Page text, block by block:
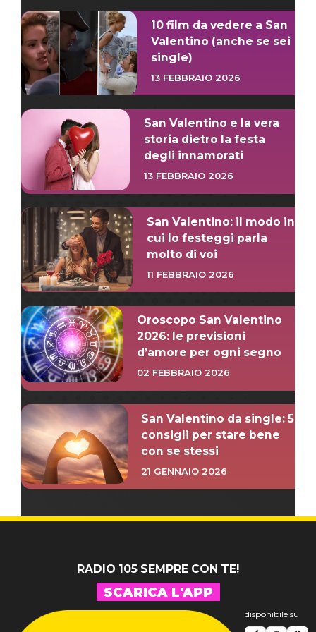
10 film da vedere a San
Valentino (anche se sei
single)
13 FEBBRAIO 2026
San Valentino e la vera
storia dietro la festa
degli innamorati
13 FEBBRAIO 2026
San Valentino: il modo in
cui lo festeggi parla
molto di voi
11 FEBBRAIO 2026
Oroscopo San Valentino
2026: le previsioni
d’amore per ogni segno
02 FEBBRAIO 2026
San Valentino da single: 5
consigli per stare bene
con se stessi
21 GENNAIO 2026
RADIO 105 SEMPRE CON TE!
SCARICA L'APP
disponibile su